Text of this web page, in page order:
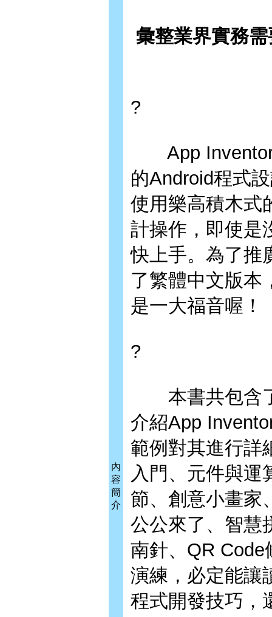
內
容
簡
介
彙整業界實務
?
App Inventor
的Android程式
使用樂高積木式
計操作，即使是
快上手。為了推
了繁體中文版本
是一大福音喔！
?
本書共包含了
介紹App
範例對其進行詳
入門、元件與運
節、創意小畫家
公公來了、智慧
南針、QR
演練，必定能讓
程式開發技巧，